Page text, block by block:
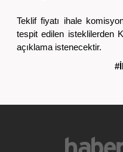
Teklif fiyatı ihale
tespit edilen isteklilerden
açıklama istenecektir.